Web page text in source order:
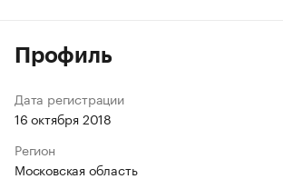
Профиль
Дата регистрации
16 октября 2018
Регион
Московская область